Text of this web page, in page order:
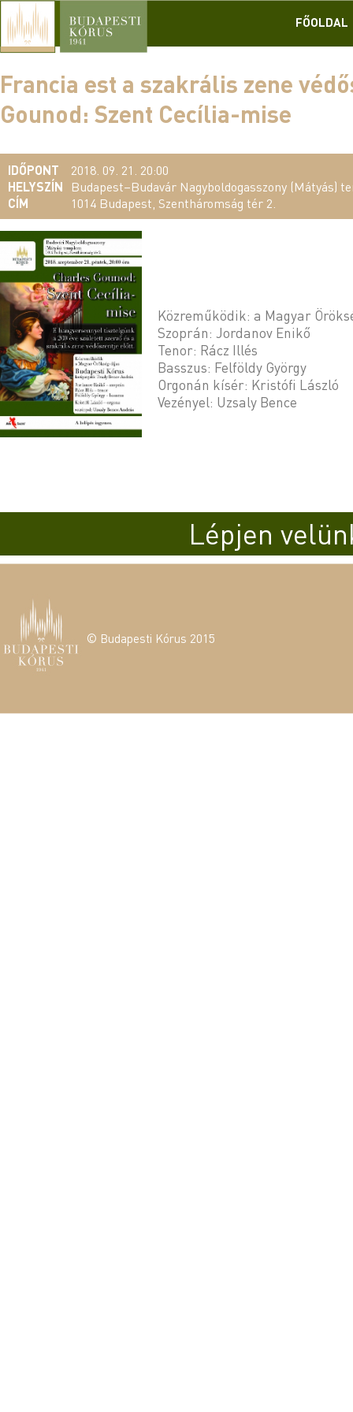
FŐOLDAL
Francia est a szakrális zene
Gounod: Szent Cecília-mise
IDŐPONT
2018. 09. 21. 20:00
HELYSZÍN
Budapest–Budavár Nagyboldogasszony (Mátyás)
CÍM
1014 Budapest, Szentháromság tér 2.
Közreműködik: a Magyar
Szoprán: Jordanov Enikő
Tenor: Rácz Illés
Basszus: Felföldy György
Orgonán kísér: Kristófi László
Vezényel: Uzsaly Bence
Lépjen
© Budapesti Kórus 2015